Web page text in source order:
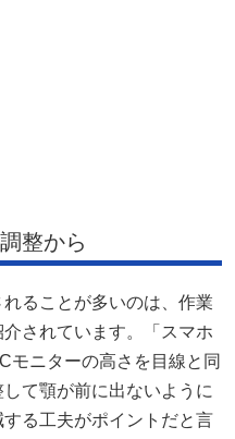
整から
ることが多いのは、作業
されています。「スマホ
モニターの高さを目線と同
て顎が前に出ないように
る工夫がポイントだと言